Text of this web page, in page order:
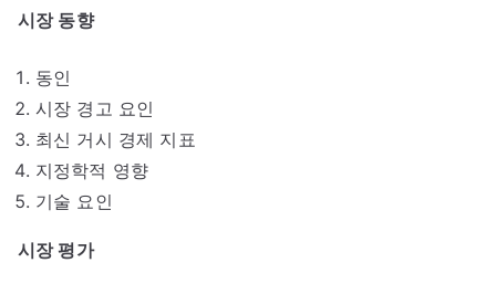
시장 동향
동인
시장 경고 요인
최신 거시 경제 지표
지정학적 영향
기술 요인
시장 평가